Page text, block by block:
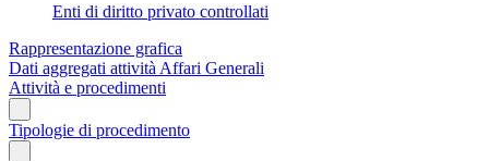
Enti di diritto privato controllati
Rappresentazione grafica
Dati aggregati attività Affari Generali
Attività e procedimenti
Tipologie di procedimento